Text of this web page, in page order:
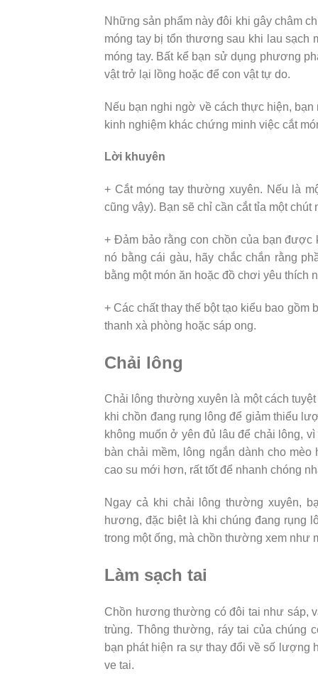
Những sản phẩm này đôi khi gây châm
móng tay bị tổn thương sau khi lau sạch
móng tay. Bất kể bạn sử dụng phương
vật trở lại lồng hoặc để con vật tự do.
Nếu bạn nghi ngờ về cách thực hiện,
kinh nghiệm khác chứng minh việc cắt
Lời khuyên
+ Cắt móng tay thường xuyên. Nếu là
cũng vậy). Bạn sẽ chỉ cần cắt tỉa một chút
+ Đảm bảo rằng con chồn của bạn
nó bằng cái gàu, hãy chắc chắn rằng
bằng một món ăn hoặc đồ chơi yêu thích
+ Các chất thay thế bột tạo kiểu bao gồm
thanh xà phòng hoặc sáp ong.
Chải lông
Chải lông thường xuyên là một cách
khi chồn đang rụng lông để giảm thiểu
không muốn ở yên đủ lâu để chải lông,
bàn chải mềm, lông ngắn dành cho
cao su mới hơn, rất tốt để nhanh chóng
Ngay cả khi chải lông thường xuyên,
hương, đặc biệt là khi chúng đang rụng
trong một ống, mà chồn thường xem như
Làm sạch tai
Chồn hương thường có đôi tai như sáp,
trùng. Thông thường, ráy tai của chúng
bạn phát hiện ra sự thay đổi về số lượng
ve tai.